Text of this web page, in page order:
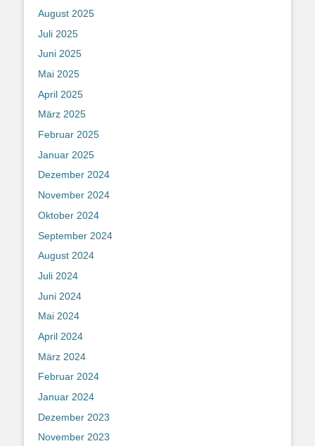
August 2025
Juli 2025
Juni 2025
Mai 2025
April 2025
März 2025
Februar 2025
Januar 2025
Dezember 2024
November 2024
Oktober 2024
September 2024
August 2024
Juli 2024
Juni 2024
Mai 2024
April 2024
März 2024
Februar 2024
Januar 2024
Dezember 2023
November 2023